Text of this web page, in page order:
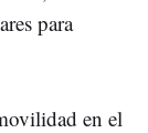
para
en el